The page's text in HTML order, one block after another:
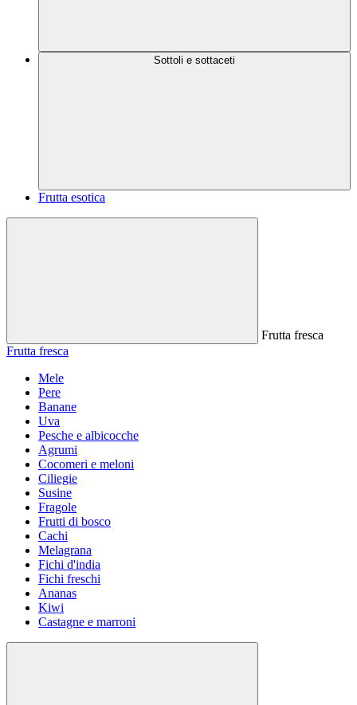
Sottoli e sottaceti
Frutta esotica
Frutta fresca
Frutta fresca
Mele
Pere
Banane
Uva
Pesche e albicocche
Agrumi
Cocomeri e meloni
Ciliegie
Susine
Fragole
Frutti di bosco
Cachi
Melagrana
Fichi d'india
Fichi freschi
Ananas
Kiwi
Castagne e marroni